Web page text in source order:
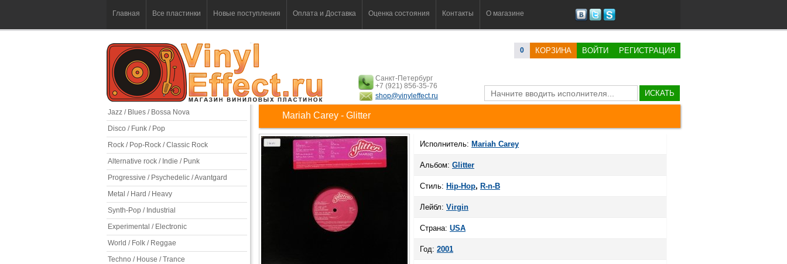
Главная Все пластинки Новые поступления Оплата и Доставка Оценка состояния Контакты О магазине
0 КОРЗИНА ВОЙТИ РЕГИСТРАЦИЯ
Санкт-Петербург
+7 (921) 856-35-76
shop@vinyleffect.ru
ИСКАТЬ
Jazz / Blues / Bossa Nova
Disco / Funk / Pop
Rock / Pop-Rock / Classic Rock
Alternative rock / Indie / Punk
Progressive / Psychedelic / Avantgard
Metal / Hard / Heavy
Synth-Pop / Industrial
Experimental / Electronic
World / Folk / Reggae
Techno / House / Trance
Mariah Carey - Glitter
Исполнитель: Mariah Carey
Альбом: Glitter
Стиль: Hip-Hop, R-n-B
Лейбл: Virgin
Страна: USA
Год: 2001